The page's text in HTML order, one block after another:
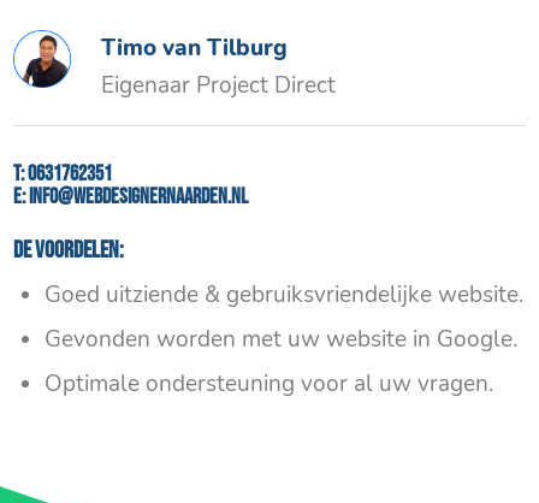
Timo van Tilburg
Eigenaar Project Direct
T:0631762351
E:info@webdesignernaarden.nl
De voordelen:
Goed uitziende & gebruiksvriendelijke website.
Gevonden worden met uw website in Google.
Optimale ondersteuning voor al uw vragen.